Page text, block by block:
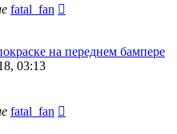
fatal_fan
на переднем бампере
03:13
fatal_fan